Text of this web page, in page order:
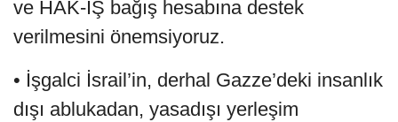
ve HAK-İŞ bağış hesabına destek
verilmesini önemsiyoruz.
• İşgalci İsrail’in, derhal Gazze’deki insanlık
dışı ablukadan, yasadışı yerleşim